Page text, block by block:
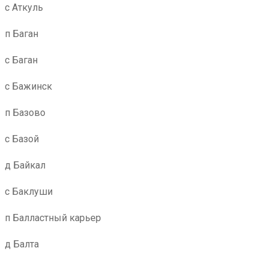
с Аткуль
п Баган
с Баган
с Бажинск
п Базово
с Базой
д Байкал
с Баклуши
п Балластный карьер
д Балта